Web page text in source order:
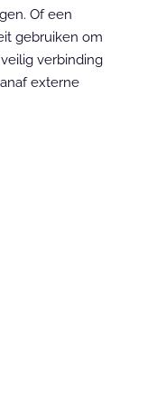
Of een
gebruiken om
verbinding
externe